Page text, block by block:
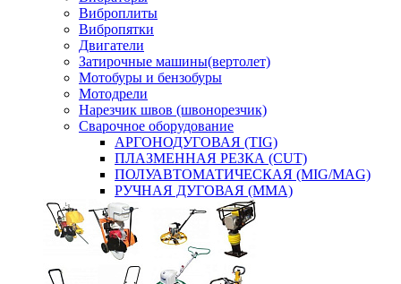
Виброплиты
Вибропятки
Двигатели
Затирочные машины(вертолет)
Мотобуры и бензобуры
Мотодрели
Нарезчик швов (швонорезчик)
Сварочное оборудование
АРГОНОДУГОВАЯ (TIG)
ПЛАЗМЕННАЯ РЕЗКА (CUT)
ПОЛУАВТОМАТИЧЕСКАЯ (MIG/MAG)
РУЧНАЯ ДУГОВАЯ (MMA)